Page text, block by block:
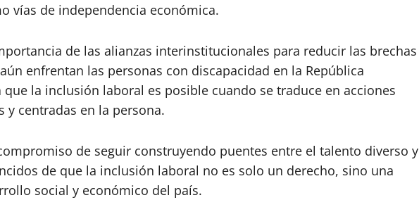
vías de independencia económica.
de las alianzas interinstitucionales para reducir las brechas
enfrentan las personas con discapacidad en la República
la inclusión laboral es posible cuando se traduce en acciones
y centradas en la persona.
de seguir construyendo puentes entre el talento diverso y
de que la inclusión laboral no es solo un derecho, sino una
social y económico del país.